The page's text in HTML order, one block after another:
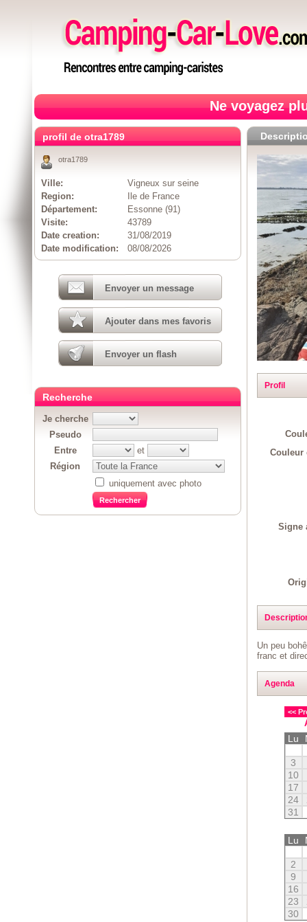
Ne voyagez
Profil
Couleur
Signe
Un peu
franc et
Agenda
<<
Lu
3
10
17
24
31
Lu
2
9
16
23
30
profil de otra1789
otra1789
Ville:
Vigneux sur seine
Region:
Ile de France
Département:
Essonne (91)
Visite:
43789
Date creation:
31/08/2019
Date modification:
08/08/2026
Envoyer un message
Ajouter dans mes favoris
Envoyer un flash
Recherche
Je cherche
Pseudo
Entre
et
Région
uniquement avec photo